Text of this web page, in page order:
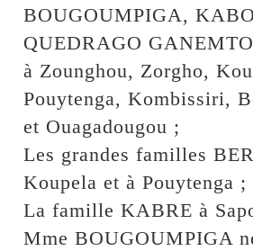
BOUGOUMPIGA,
QUEDRAGO
à Zounghou, Zorgho,
Pouytenga, Kombissiri,
et Ouagadougou ;
Les grandes familles
Koupela et à Pouytenga ;
La famille KABRE à
Mme BOUGOUMPIGA